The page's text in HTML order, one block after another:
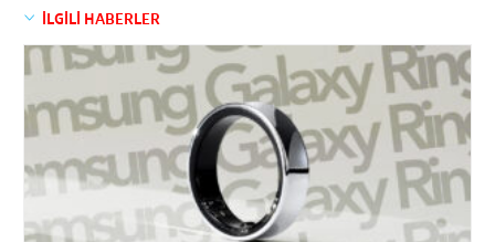
İLGİLİ HABERLER